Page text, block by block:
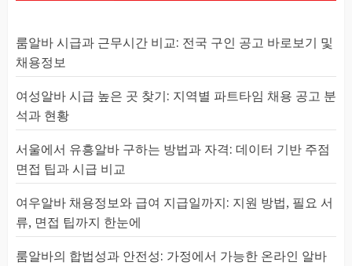
룸알바 시급과 근무시간 비교: 전국 구인 공고 바로보기 및
채용정보
여성알바 시급 높은 곳 찾기: 지역별 파트타임 채용 공고 분
석과 현황
서울에서 유흥알바 구하는 방법과 자격: 데이터 기반 주점
면접 팁과 시급 비교
여우알바 채용정보와 급여 지급일까지: 지원 방법, 필요 서
류, 면접 팁까지 한눈에
룸알바의 합법성과 안전성: 가정에서 가능한 온라인 알바